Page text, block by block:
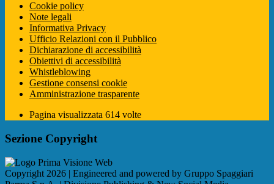
Cookie policy
Note legali
Informativa Privacy
Ufficio Relazioni con il Pubblico
Dichiarazione di accessibilità
Obiettivi di accessibilità
Whistleblowing
Gestione consensi cookie
Amministrazione trasparente
Pagina visualizzata 614 volte
Sezione Copyright
Copyright 2026 | Engineered and powered by Gruppo Spaggiari